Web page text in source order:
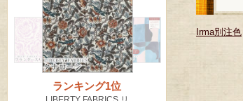
Irma別注色